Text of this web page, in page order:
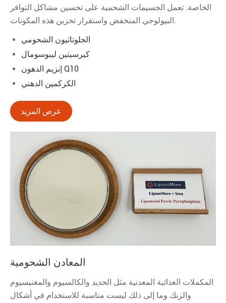
الخاصة. تعمل الجسيمات الشحمية على تحسين مشاكل التوافر
البيولوجي المنخفض واستقرار تخزين هذه المكونات.
الجلوتاثيون الشحومي
كيرسيتين ليبوسومال
إنزيم الدهون Q10
الكركمين الدهني
عرض المزيد
المعادن الشحومية
المكملات الغذائية المعدنية مثل الحديد والكالسيوم والمغنيسيوم
والزنك وما إلى ذلك ليست مناسبة للاستخدام في أشكال